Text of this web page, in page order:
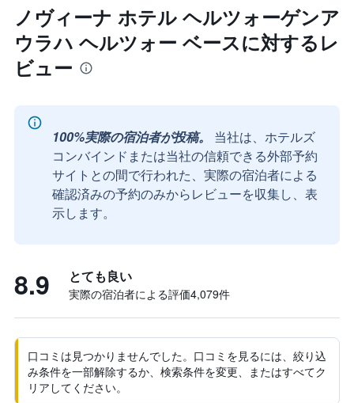
ノヴィーナ ホテル ヘルツォーゲンア
ウラハ ヘルツォー ベースに対するレ
ビュー
100%実際の宿泊者が投稿。
当社は、ホテルズ
コンバインドまたは当社の信頼できる外部予約
サイトとの間で行われた、実際の宿泊者による
確認済みの予約のみからレビューを収集し、表
示します。
8.9 とても良い
実際の宿泊者による評価4,079​件
口コミは見つかりませんでした。口コミを見るには、絞り込
み条件を一部解除するか、検索条件を変更、またはすべてク
リアしてください。